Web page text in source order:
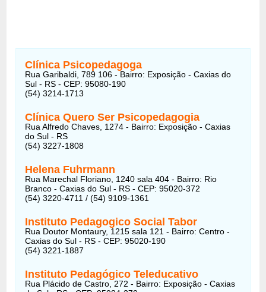
Clínica Psicopedagoga
Rua Garibaldi, 789 106 - Bairro: Exposição - Caxias do
Sul - RS - CEP: 95080-190
(54) 3214-1713
Clínica Quero Ser Psicopedagogia
Rua Alfredo Chaves, 1274 - Bairro: Exposição - Caxias
do Sul - RS
(54) 3227-1808
Helena Fuhrmann
Rua Marechal Floriano, 1240 sala 404 - Bairro: Rio
Branco - Caxias do Sul - RS - CEP: 95020-372
(54) 3220-4711 / (54) 9109-1361
Instituto Pedagogico Social Tabor
Rua Doutor Montaury, 1215 sala 121 - Bairro: Centro -
Caxias do Sul - RS - CEP: 95020-190
(54) 3221-1887
Instituto Pedagógico Teleducativo
Rua Plácido de Castro, 272 - Bairro: Exposição - Caxias